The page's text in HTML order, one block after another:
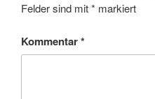
Felder sind mit* markiert
Kommentar*